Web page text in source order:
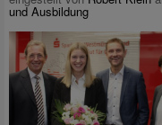
und Ausbildung